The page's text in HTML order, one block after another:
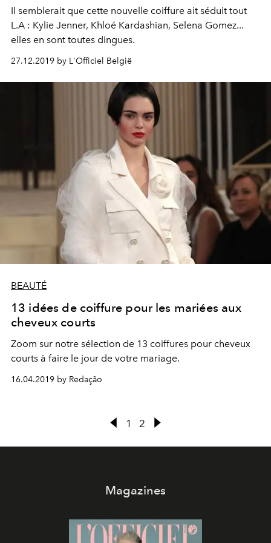
Il semblerait que cette nouvelle coiffure ait séduit tout
L.A : Kylie Jenner, Khloé Kardashian, Selena Gomez...
elles en sont toutes dingues.
27.12.2019 by L'Officiel België
BEAUTÉ
13 idées de coiffure pour les mariées aux
cheveux courts
Zoom sur notre sélection de 13 coiffures pour cheveux
courts à faire le jour de votre mariage.
16.04.2019 by Redação
1 2
Magazines